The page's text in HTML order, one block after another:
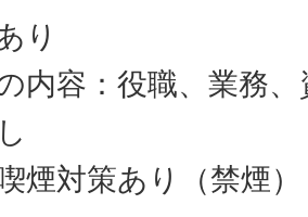
り
内容：役職、業務
煙対策あり（禁煙）